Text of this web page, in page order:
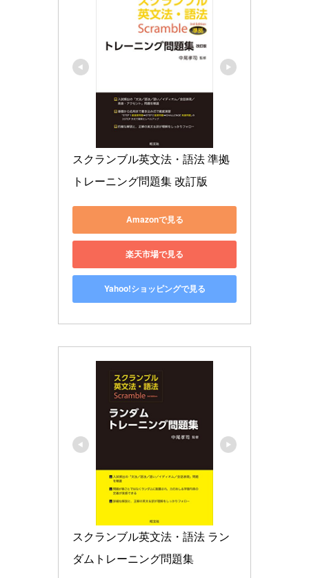
スクランブル英文法・語法 準拠
トレーニング問題集 改訂版
Amazonで見る
楽天市場で見る
Yahoo!ショッピングで見る
スクランブル英文法・語法 ラン
ダムトレーニング問題集